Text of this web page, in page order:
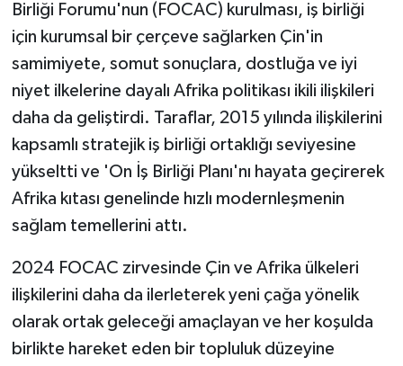
Birliği Forumu'nun (FOCAC) kurulması, iş birliği
için kurumsal bir çerçeve sağlarken Çin'in
samimiyete, somut sonuçlara, dostluğa ve iyi
niyet ilkelerine dayalı Afrika politikası ikili ilişkileri
daha da geliştirdi. Taraflar, 2015 yılında ilişkilerini
kapsamlı stratejik iş birliği ortaklığı seviyesine
yükseltti ve 'On İş Birliği Planı'nı hayata geçirerek
Afrika kıtası genelinde hızlı modernleşmenin
sağlam temellerini attı.
2024 FOCAC zirvesinde Çin ve Afrika ülkeleri
ilişkilerini daha da ilerleterek yeni çağa yönelik
olarak ortak geleceği amaçlayan ve her koşulda
birlikte hareket eden bir topluluk düzeyine